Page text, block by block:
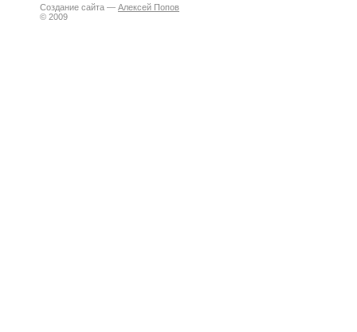
Создание сайта — Алексей Попов
© 2009